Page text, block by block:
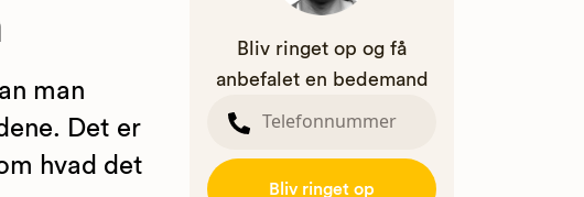
man
Det er
hvad det
Bliv ringet op og få
anbefalet en bedemand
Bliv ringet op